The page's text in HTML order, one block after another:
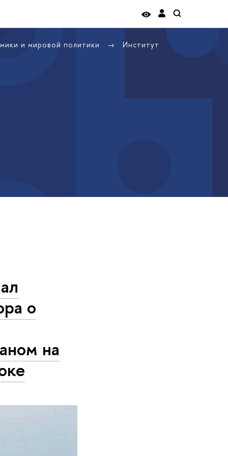
и мировой политики Институт
о
на